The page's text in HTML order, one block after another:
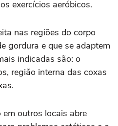
exercícios aeróbicos.
nas regiões do corpo
gordura e que se adaptem
indicadas são: o
região interna das coxas
em outros locais abre